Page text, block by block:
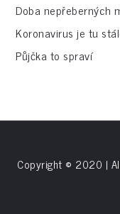
Doba nepřeberných
Koronavirus je tu
Půjčka to spraví
Copyright © 2020 |